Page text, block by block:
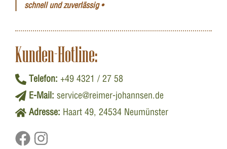
schnell und zuverlässig •
Kunden-Hotline:
Telefon: +49 4321 / 27 58
E-Mail: service@reimer-johannsen.de
Adresse: Haart 49, 24534 Neumünster